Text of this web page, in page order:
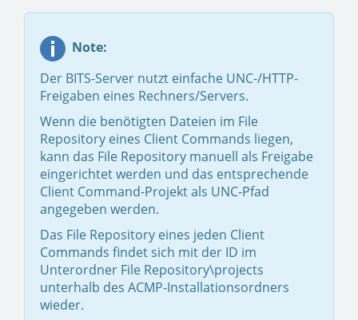
Note:
Der BITS-Server nutzt einfache UNC-/HTTP-
Freigaben eines Rechners/Servers.
Wenn die benötigten Dateien im File
Repository eines Client Commands liegen,
kann das File Repository manuell als Freigabe
eingerichtet werden und das entsprechende
Client Command-Projekt als UNC-Pfad
angegeben werden.
Das File Repository eines jeden Client
Commands findet sich mit der ID im
Unterordner File Repository\projects
unterhalb des ACMP-Installationsordners
wieder.